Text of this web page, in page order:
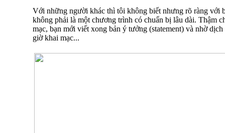
Với những người khác thì tôi không biết nhưng rõ ràng với
không phải là một chương trình có chuẩn bị lâu dài. Thậm
mạc, bạn mới viết xong bản ý tưởng (statement) và nhờ
giờ khai mạc...